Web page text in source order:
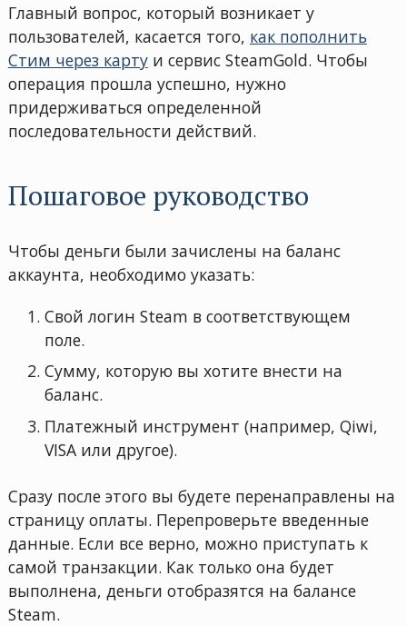
Главный вопрос, который возникает у
пользователей, касается того, как пополнить
Стим через картуи сервис SteamGold. Чтобы
операция прошла успешно, нужно
придерживаться определенной
последовательности действий.
Пошаговое руководство
Чтобы деньги были зачислены на баланс
аккаунта, необходимо указать:
Свой логин Steam в соответствующем
поле.
Сумму, которую вы хотите внести на
баланс.
Платежный инструмент (например, Qiwi,
VISA или другое).
Сразу после этого вы будете перенаправлены на
страницу оплаты. Перепроверьте введенные
данные. Если все верно, можно приступать к
самой транзакции. Как только она будет
выполнена, деньги отобразятся на балансе
Steam.